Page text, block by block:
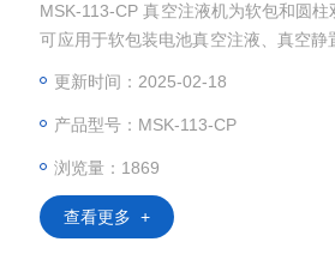
MSK-113-CP 真空注液机为软包和圆
可应用于软包装电池真空注液、真空静
究院所软包电池和圆柱电池样品制作的
更新时间：2025-02-18
产品型号：MSK-113-CP
浏览量：1869
查看更多 +